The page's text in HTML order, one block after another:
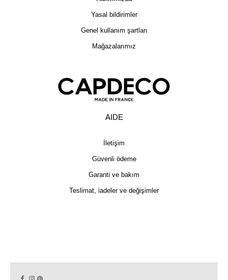
Yasal bildirimler
Genel kullanım şartları
Mağazalarımız
AIDE
İletişim
Güvenli ödeme
Garanti ve bakım
Teslimat, iadeler ve değişimler